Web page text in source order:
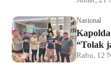
Nasional
“Tolak
Rabu, 12